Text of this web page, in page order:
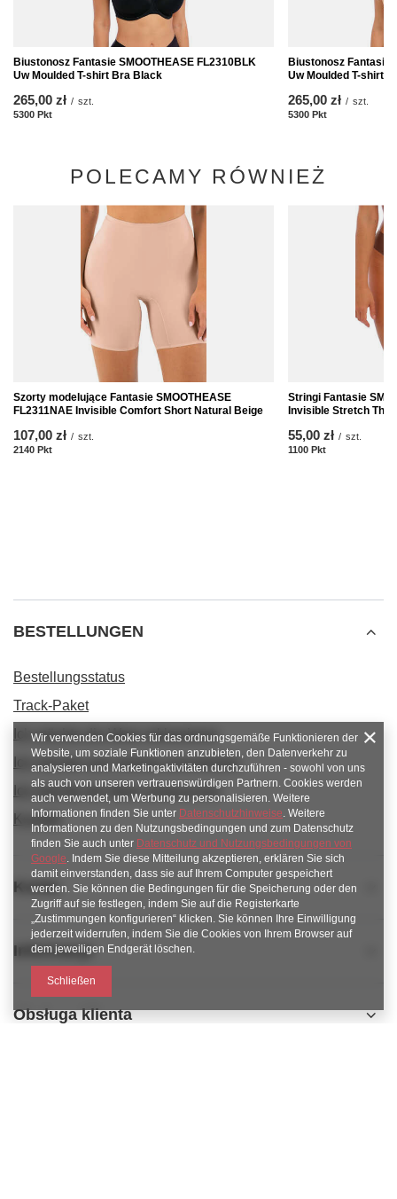
Biustonosz Fantasie SMOOTHEASE FL2310BLK
Uw Moulded T-shirt Bra Black
265,00 zł / szt.
5300 Pkt
Biustonosz Fantasie
Uw Moulded T-shirt
265,00 zł / szt.
5300 Pkt
POLECAMY RÓWNIEŻ
Szorty modelujące Fantasie SMOOTHEASE
FL2311NAE Invisible Comfort Short Natural Beige
107,00 zł / szt.
2140 Pkt
Stringi Fantasie
Invisible Stretch
55,00 zł / szt.
1100 Pkt
BESTELLUNGEN
Bestellungsstatus
Track-Paket
Ich möchte die Ware reklamieren
Ich möchte vom Vertrag zurücktreten
Ich möchte die Ware umtauschen
Kontakt
Konto
Informacje
Obsługa klienta
Wir verwenden Cookies für das ordnungsgemäße Funktionieren der
Website, um soziale Funktionen anzubieten, den Datenverkehr zu
analysieren und Marketingaktivitäten durchzuführen - sowohl von uns
als auch von unseren vertrauenswürdigen Partnern. Cookies werden
auch verwendet, um Werbung zu personalisieren. Weitere
Informationen finden Sie unter Datenschutzhinweise. Weitere
Informationen zu den Nutzungsbedingungen und zum Datenschutz
finden Sie auch unter Datenschutz und Nutzungsbedingungen von
Google. Indem Sie diese Mitteilung akzeptieren, erklären Sie sich
damit einverstanden, dass sie auf Ihrem Computer gespeichert
werden. Sie können die Bedingungen für die Speicherung oder den
Zugriff auf sie festlegen, indem Sie auf die Registerkarte
„Zustimmungen konfigurieren“ klicken. Sie können Ihre Einwilligung
jederzeit widerrufen, indem Sie die Cookies von Ihrem Browser auf
dem jeweiligen Endgerät löschen.
Schließen